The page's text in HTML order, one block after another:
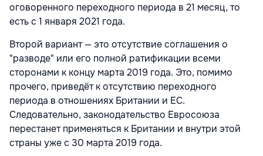
оговоренного переходного периода в 21 месяц, то
есть с 1 января 2021 года.
Второй вариант — это отсутствие соглашения о
"разводе" или его полной ратификации всеми
сторонами к концу марта 2019 года. Это, помимо
прочего, приведёт к отсутствию переходного
периода в отношениях Британии и ЕС.
Следовательно, законодательство Евросоюза
перестанет применяться к Британии и внутри этой
страны уже с 30 марта 2019 года.